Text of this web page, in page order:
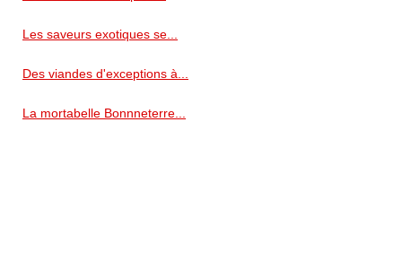
Les saveurs exotiques se...
Des viandes d'exceptions à...
La mortabelle Bonnneterre...